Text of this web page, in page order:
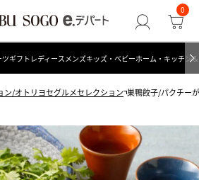
0
ツギフト レディース メンズキッズ・ベビーホーム・キッチン
ン/オトリヨセグルメセレクション 巣鴨餃子/パクチー